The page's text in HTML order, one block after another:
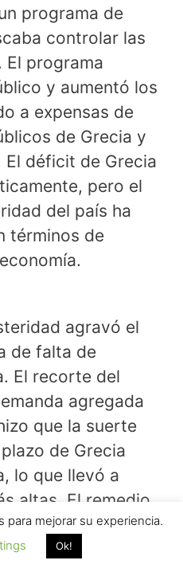
programa de
controlar las
El programa
y aumentó los
a expensas de
de Grecia y
déficit de Grecia
pero el
del país ha
términos de
agravó el
de falta de
El recorte del
agregada
que la suerte
de Grecia
lo que llevó a
altas. El remedio
combinación
plazo para
para mejorar su experiencia.
Ok!